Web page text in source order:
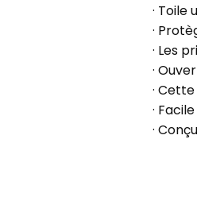
·
·
· Les
·
·
·
·